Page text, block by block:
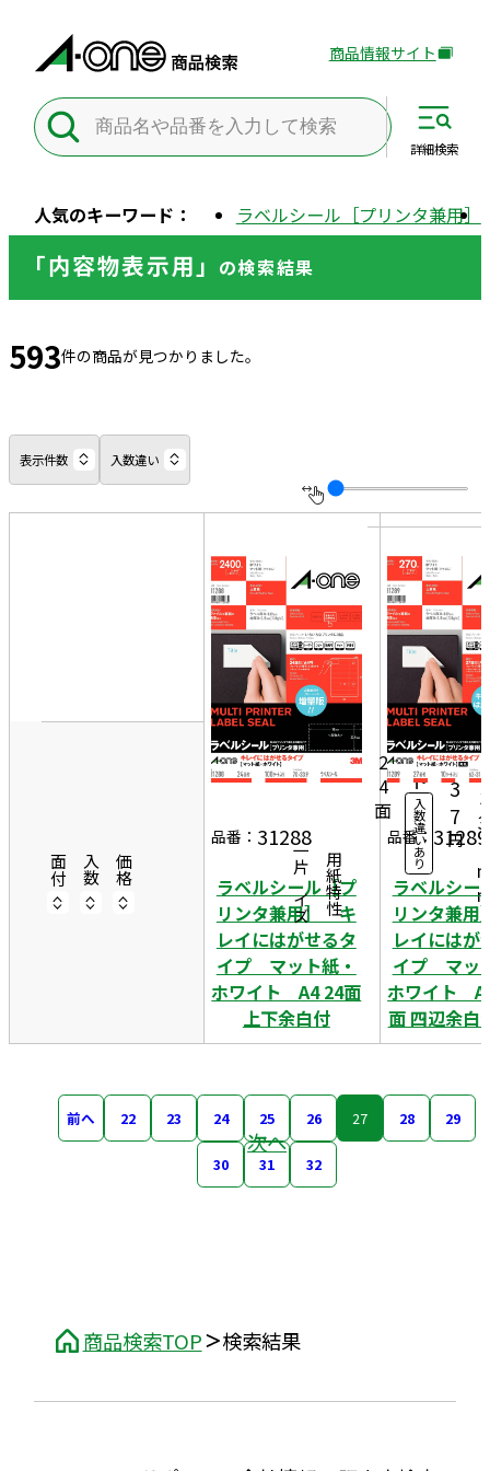
外
サ
別
ン
す
商品情報サイト
人気のキーワード： ラベルシール［プリンタ兼用］
詳細検索
商品検索TOP 検索結果
「内容物表示用」 の検索結果
593件の商品が見つかりました。
表示件数 入数違い
面付 入数 価格 一片サイズ用紙特性
品番： 31288
ラベルシール［プ
リンタ兼用］ キ
レイにはがせるタ
イプ マット紙・
ホワイト A4 24面
上下余白付
2
4
面
10
0シ
ー
ト
入
数
違
い
あ
り
6,
2
3
7
円
7
0
3
9
品番： 31289
ラベルシー
リンタ兼
レイにはが
イプ マッ
ホワイト
面 四辺余白
前へ 22 23 24 25 26 27 28 29
30 31 32
次へ